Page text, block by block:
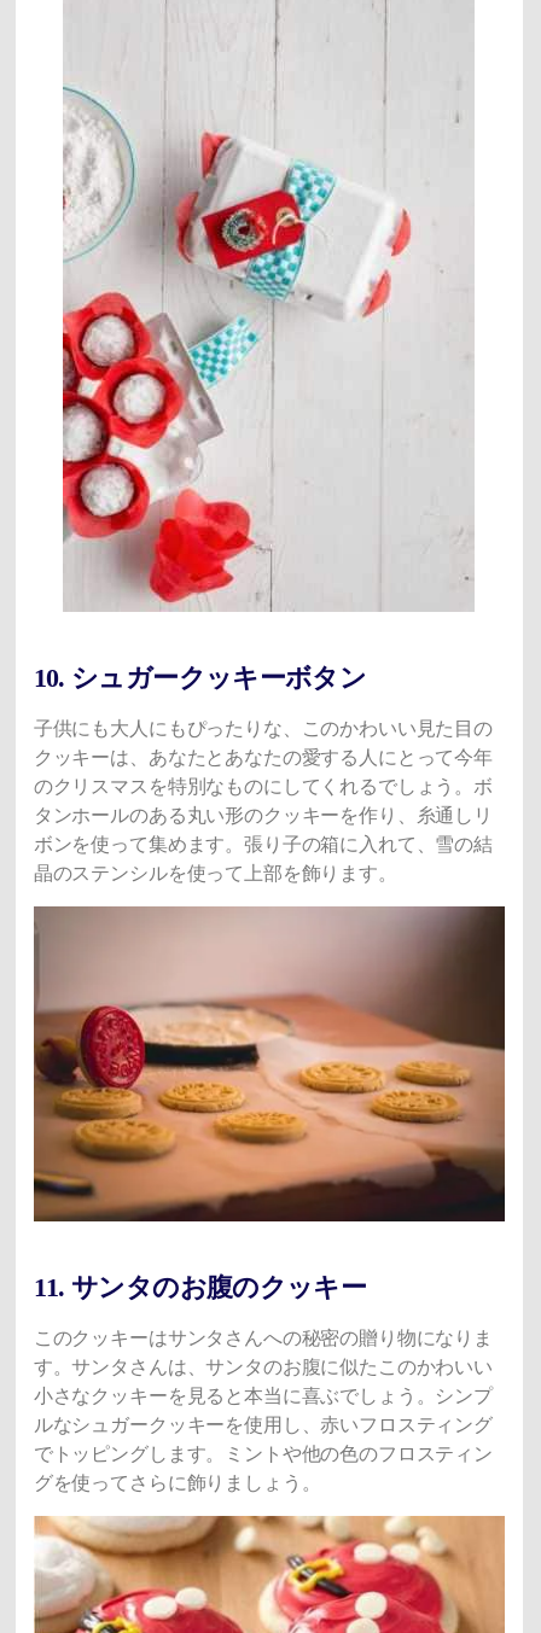
10. シュガークッキーボタン
子供にも大人にもぴったりな、このかわいい見た目の
クッキーは、あなたとあなたの愛する人にとって今年
のクリスマスを特別なものにしてくれるでしょう。ボ
タンホールのある丸い形のクッキーを作り、糸通しリ
ボンを使って集めます。張り子の箱に入れて、雪の結
晶のステンシルを使って上部を飾ります。
11. サンタのお腹のクッキー
このクッキーはサンタさんへの秘密の贈り物になりま
す。サンタさんは、サンタのお腹に似たこのかわいい
小さなクッキーを見ると本当に喜ぶでしょう。シンプ
ルなシュガークッキーを使用し、赤いフロスティング
でトッピングします。ミントや他の色のフロスティン
グを使ってさらに飾りましょう。